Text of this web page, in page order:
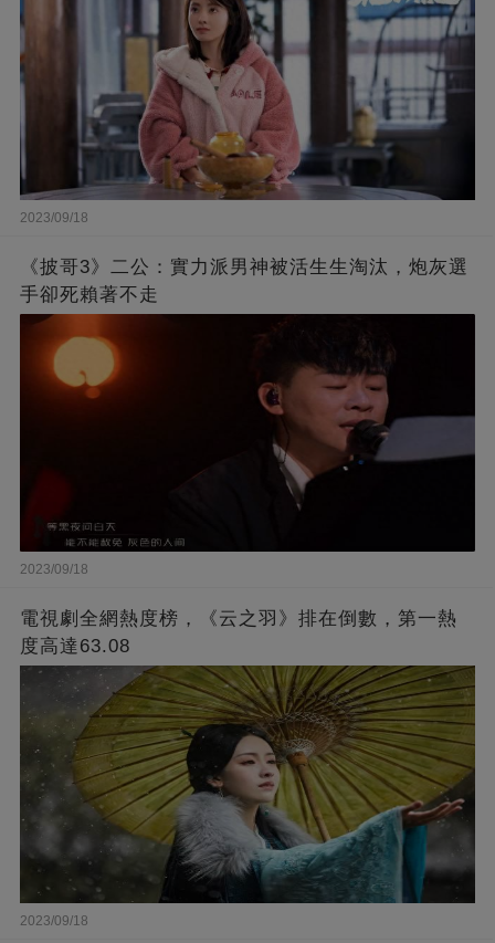
2023/09/18
《披哥3》二公：實力派男神被活生生淘汰，炮灰選
手卻死賴著不走
2023/09/18
電視劇全網熱度榜，《云之羽》排在倒數，第一熱
度高達63.08
2023/09/18